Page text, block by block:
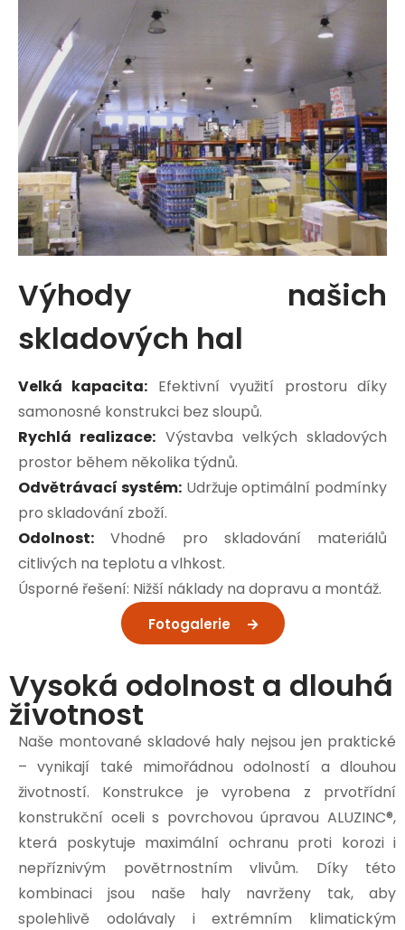
Výhody našich
skladových hal
Velká kapacita: Efektivní využití prostoru díky
samonosné konstrukci bez sloupů.
Rychlá realizace: Výstavba velkých skladových
prostor během několika týdnů.
Odvětrávací systém:Udržuje optimální podmínky
pro skladování zboží.
Odolnost: Vhodné pro skladování materiálů
citlivých na teplotu a vlhkost.
Úsporné řešení: Nižší náklady na dopravu a montáž.
Fotogalerie
Vysoká odolnost a dlouhá
životnost
Naše montované skladové haly nejsou jen praktické
– vynikají také mimořádnou odolností a dlouhou
životností. Konstrukce je vyrobena z prvotřídní
konstrukční oceli s povrchovou úpravou ALUZINC®,
která poskytuje maximální ochranu proti korozi i
nepříznivým povětrnostním vlivům. Díky této
kombinaci jsou naše haly navrženy tak, aby
spolehlivě odolávaly i extrémním klimatickým